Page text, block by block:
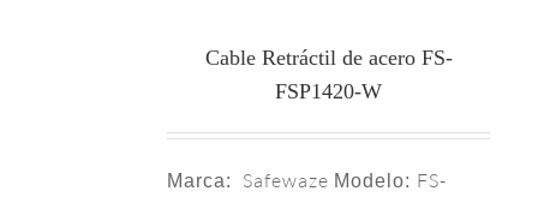
Cable Retráctil de acero FS-
FSP1420-W
Marca: Safewaze Modelo: FS-